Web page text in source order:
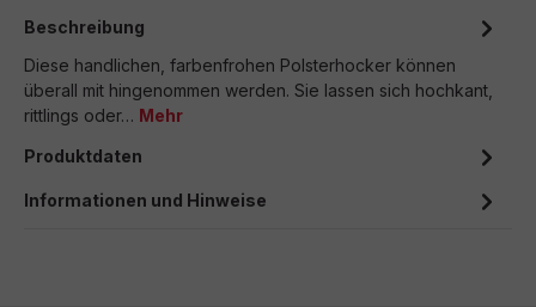
Beschreibung
Diese handlichen, farbenfrohen Polsterhocker können
überall mit hingenommen werden. Sie lassen sich hochkant,
rittlings oder… Mehr
Produktdaten
Informationen und Hinweise